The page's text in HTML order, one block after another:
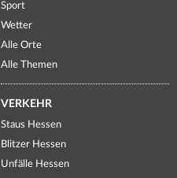
Sport
Wetter
Alle Orte
Alle Themen
VERKEHR
Staus Hessen
Blitzer Hessen
Unfälle Hessen